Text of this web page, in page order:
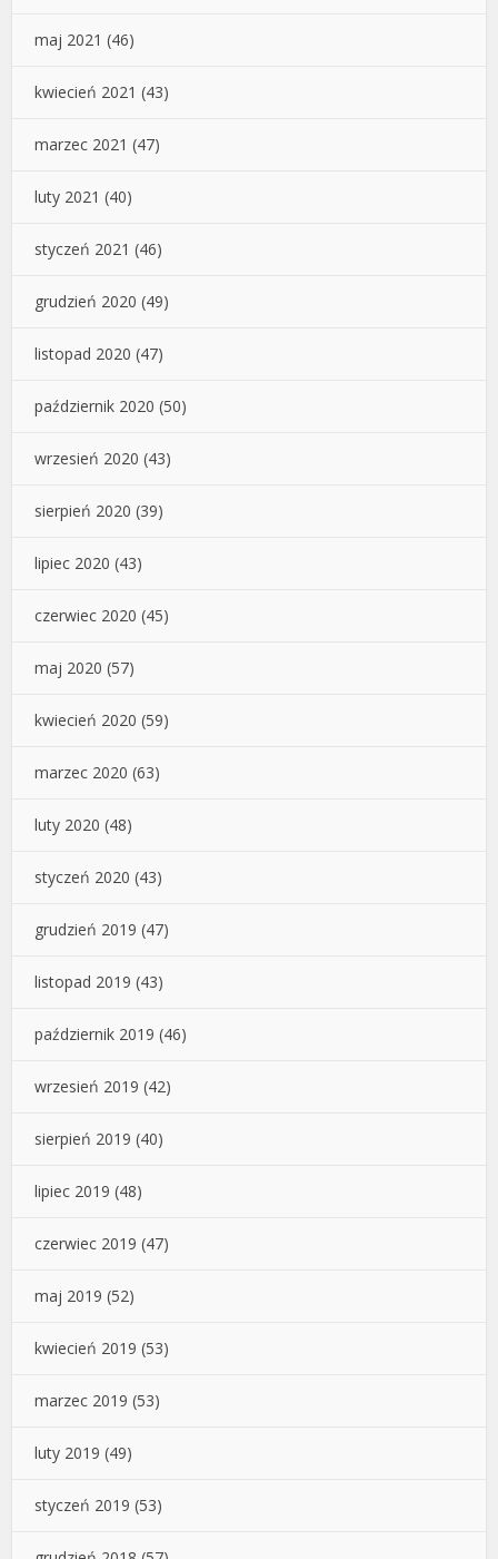
maj 2021 (46)
kwiecień 2021 (43)
marzec 2021 (47)
luty 2021 (40)
styczeń 2021 (46)
grudzień 2020 (49)
listopad 2020 (47)
październik 2020 (50)
wrzesień 2020 (43)
sierpień 2020 (39)
lipiec 2020 (43)
czerwiec 2020 (45)
maj 2020 (57)
kwiecień 2020 (59)
marzec 2020 (63)
luty 2020 (48)
styczeń 2020 (43)
grudzień 2019 (47)
listopad 2019 (43)
październik 2019 (46)
wrzesień 2019 (42)
sierpień 2019 (40)
lipiec 2019 (48)
czerwiec 2019 (47)
maj 2019 (52)
kwiecień 2019 (53)
marzec 2019 (53)
luty 2019 (49)
styczeń 2019 (53)